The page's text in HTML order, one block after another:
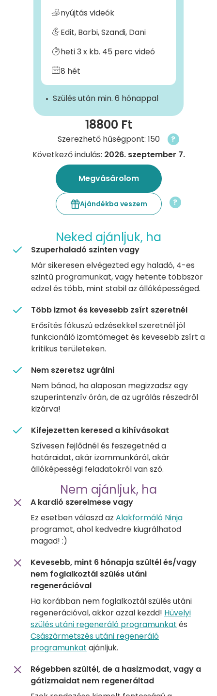
nyújtás videók
Edit, Barbi, Szandi, Dani
heti 3 x kb. 45 perc videó
8 hét
Szülés után min. 6 hónappal
18800 Ft
Szerezhető hűségpont: 150
?
Következő indulás: 2026. szeptember 7.
Megvásárolom
Ajándékba veszem ?
Neked ajánljuk, ha
Szuperhaladó szinten vagy
Már sikeresen elvégezted egy haladó, 4-es
szintű programunkat, vagy hetente többször
edzel és több, mint stabil az állóképességed.
Több izmot és kevesebb zsírt szeretnél
Erősítés fókuszú edzésekkel szeretnél jól
funkcionáló izomtömeget és kevesebb zsírt a
kritikus területeken.
Nem szeretsz ugrálni
Nem bánod, ha alaposan megizzadsz egy
szuperintenzív órán, de az ugrálás részedről
kizárva!
Kifejezetten keresed a kihívásokat
Szívesen fejlődnél és feszegetnéd a
határaidat, akár izommunkáról, akár
állóképességi feladatokról van szó.
Nem ajánljuk, ha
A kardió szerelmese vagy
Ez esetben válaszd az Alakformáló Ninja
programot, ahol kedvedre kiugrálhatod
magad! :)
Kevesebb, mint 6 hónapja szültél és/vagy
nem foglalkoztál szülés utáni
regenerációval
Ha korábban nem foglalkoztál szülés utáni
regenerációval, akkor azzal kezdd! Hüvelyi
szülés utáni regeneráló programunkat és
Császármetszés utáni regeneráló
programunkat ajánljuk.
Régebben szültél, de a hasizmodat, vagy a
gátizmaidat nem regeneráltad